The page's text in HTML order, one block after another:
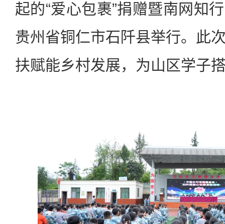
起的“爱心包裹”捐赠暨南网知
贵州省铜仁市石阡县举行。此
扶赋能乡村发展，为山区学子